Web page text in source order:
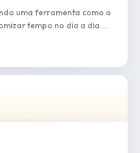
uma ferramenta como o
tempo no dia a dia.
LinkedIn!